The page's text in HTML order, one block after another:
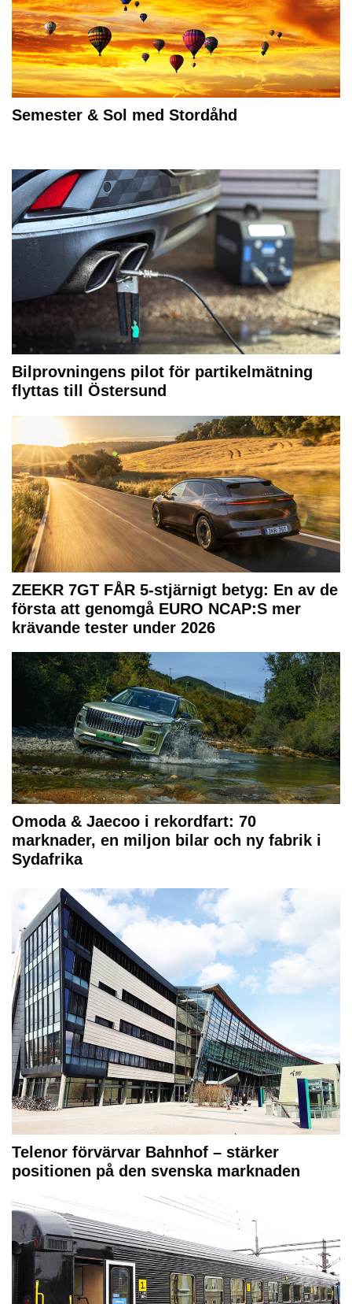
Semester & Sol med Stordåhd
Bilprovningens pilot för partikelmätning
flyttas till Östersund
ZEEKR 7GT FÅR 5-stjärnigt betyg: En av de
första att genomgå EURO NCAP:S mer
krävande tester under 2026
Omoda & Jaecoo i rekordfart: 70
marknader, en miljon bilar och ny fabrik i
Sydafrika
Telenor förvärvar Bahnhof – stärker
positionen på den svenska marknaden